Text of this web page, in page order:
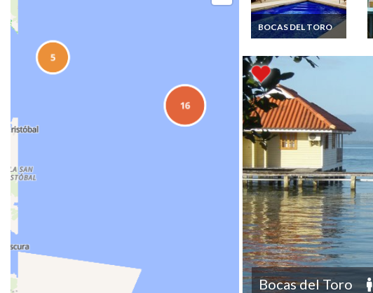
BOCAS DEL TORO
Location Villa
Toro 2 chambres vue
mer
Bocas del Toro